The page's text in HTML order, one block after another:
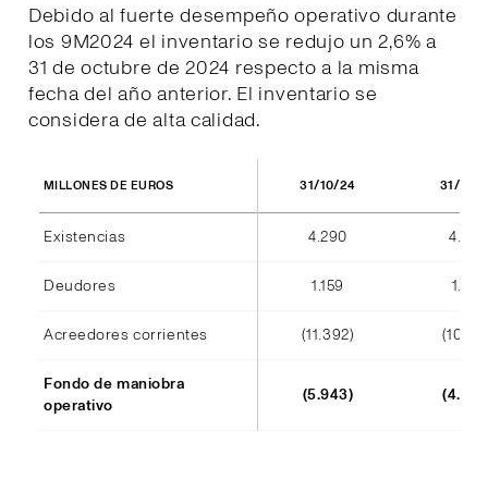
Debido al fuerte desempeño operativo durante
los 9M2024 el inventario se redujo un 2,6% a
31 de octubre de 2024 respecto a la misma
fecha del año anterior. El inventario se
considera de alta calidad.
MILLONES DE EUROS 31/10/24 31/10/
Existencias 4.290 4.404
Deudores 1.159 1.184
Acreedores corrientes (11.392)
Fondo de maniobra
operativo
(5.943)